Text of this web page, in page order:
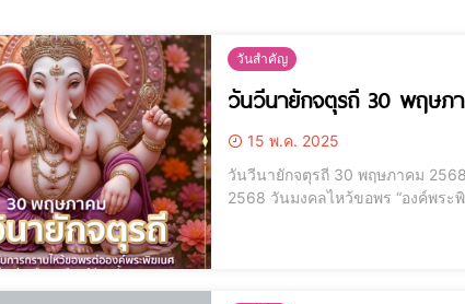
วันสำคัญ
วันวีนายักจตุรถี 30 พฤษภ
15 พ.ค. 2025
วันวีนายักจตุรถี 30 พฤษภาคม 2568 แชร์ไป LINE แชร์ไป LINE [elementor-template id="12184"] -- วันวีนายักจตุรถี 30 พฤษภาคม
2568 วันมงคลไหว้ขอพร “องค์พระพิฆเนศ”#คลิกอ่านเพื่อเสริมบุญใหญ่! ในแต่ละเดือน จะมีอยู่ 2 วันศักดิ์สิทธิ์ที่คนบูชาองค์พระพิฆเนศทั่ว